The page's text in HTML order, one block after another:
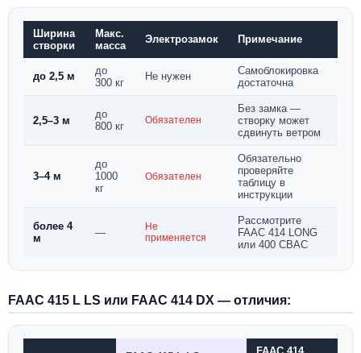
Ширина
створки
Макс.
масса
Электрозамок Примечание
до 2,5 м
до
300 кг
Не нужен
Самоблокировка
достаточна
2,5–3 м
до
800 кг
Обязателен
Без замка —
створку может
сдвинуть ветром
3–4 м
до
1000
кг
Обязателен
Обязательно
проверяйте
таблицу в
инструкции
более 4
м
—
Не
применяется
Рассмотрите
FAAC 414 LONG
или 400 CBAC
FAAC 415 L LS или FAAC 414 DX — отличия: